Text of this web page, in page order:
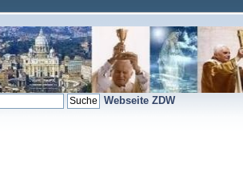
Webseite ZDW